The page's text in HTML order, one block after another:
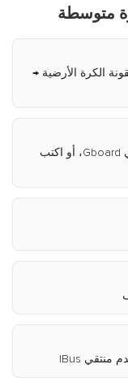
متوسطة
الكرة الأرضية →
استخدم لوحة مفاتيح الرموز التعبيرية في Gboard، أو اكتب